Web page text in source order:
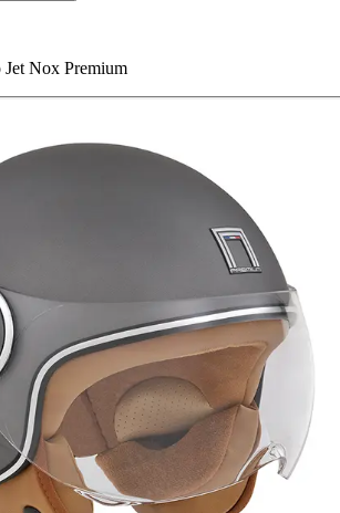
Jet Nox Premium